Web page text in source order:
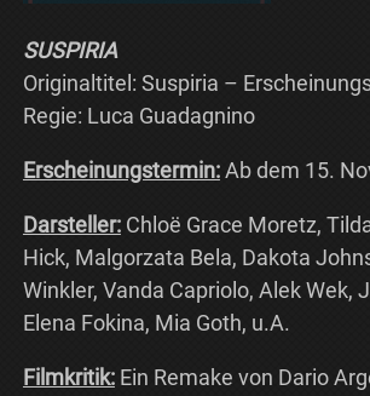
SUSPIRIA
Originaltitel: Suspiria –
Regie: Luca Guadagnino
Erscheinungstermin:Ab dem 15.
Darsteller:Chloë Grace Moretz,
Hick, Malgorzata Bela, Dakota
Winkler, Vanda Capriolo, Alek Wek,
Elena Fokina, Mia Goth, u.A.
Filmkritik:Ein Remake von Dario